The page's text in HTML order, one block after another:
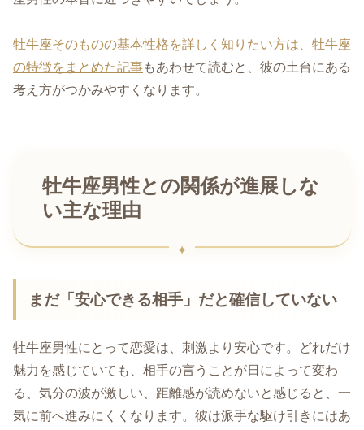
牡牛座そのものの基本性格を詳しく知りたい方は、牡牛座
の特徴をまとめた記事もあわせて読むと、彼の土台にある
考え方がつかみやすくなります。
牡牛座男性との関係が進展しな
い主な理由
まだ「安心できる相手」だと確信していない
牡牛座男性にとって恋愛は、刺激より安心です。どれだけ
魅力を感じていても、相手の言うことが日によって変わ
る、気分の波が激しい、距離感が読めないと感じると、一
気に前へ進みにくくなります。彼は派手な駆け引きにはあ